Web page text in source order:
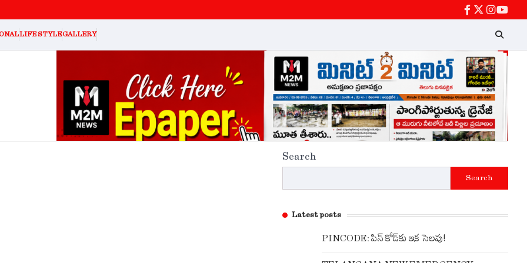
facebook
twitter
LIFE STYLEGALLERY
Search
Search
Latest posts
PINCODE: పిన్ కోడ్‌కు ఇక సెలవు!